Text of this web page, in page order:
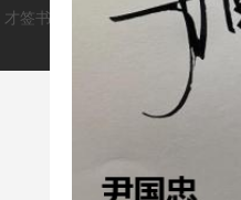
才签书画类文创平台(caiqm.cn)
计师和用户之间的桥